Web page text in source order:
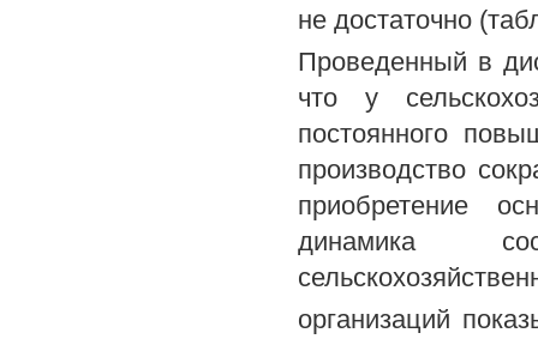
не достаточно
Проведенный в
что у
постоянного
производство
приобретение
динамика
организаций